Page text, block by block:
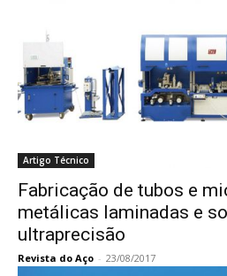
Artigo Técnico
Fabricação de tubos e
metálicas laminadas e
ultraprecisão
Revista do Aço - 23/08/2017